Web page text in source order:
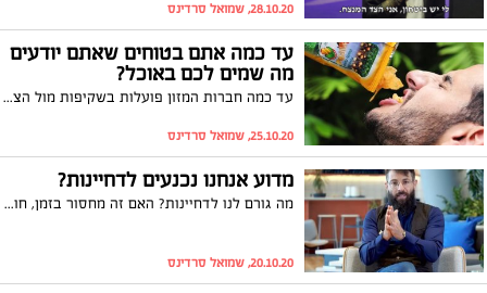
28.10.20, שמואל סרדינס
עד כמה אתם בטוחים שאתם יודעים
מה שמים לכם באוכל?
עד כמה חברות המזון פועלות בשקיפות מול הצרכנים והאם במוצר שהוא צמחוני לכל הדעות (כמו מיץ תפוזים למשל) עלולים - לכאורה - להיות תוצרים מן החי? הוולוגר ואושיית הרשת נאס דיילי חושף מידע מטריד במיוחד, שיגרום לכם לבחון טוב טוב את מוצרי המזון לפני שאתם רוכשים אותם. צפו
25.10.20, שמואל סרדינס
מדוע אנחנו נכנעים לדחיינות?
מה גורם לנו לדחיינות? האם זה מחסור בזמן, חוסר חשק, או שמא מדובר בגורם אחר? המנטור אייל אברהם לוי בסרטון מעצים ומרתק, מוכיח כיצד לדחיינות עלולה להיות סיבה אחרת לחלוטין ממה שאי פעם העלנו על הדעת. צפו בדבריו המפתיעים ומעוררי ההשראה
20.10.20, שמואל סרדינס